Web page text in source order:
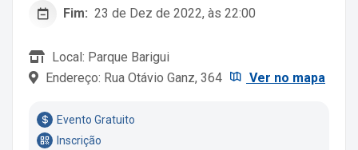
Fim: 23 de Dez de 2022, às 22:00
Local: Parque Barigui
Endereço: Rua Otávio Ganz, 364
Ver no mapa
Evento Gratuito
Inscrição